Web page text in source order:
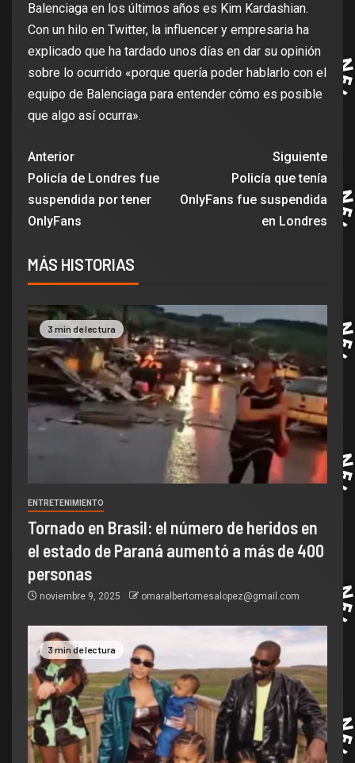
Balenciaga en los últimos años es Kim Kardashian.
Con un hilo en Twitter, la influencer y empresaria ha
explicado que ha tardado unos días en dar su opinión
sobre lo ocurrido «porque quería poder hablarlo con el
equipo de Balenciaga para entender cómo es posible
que algo así ocurra».
Anterior
Policía de Londres fue
suspendida por tener
OnlyFans
Siguiente
Policía que tenía
OnlyFans fue suspendida
en Londres
MÁS HISTORIAS
3 min de lectura
ENTRETENIMIENTO
Tornado en Brasil: el número de heridos en
el estado de Paraná aumentó a más de 400
personas
noviembre 9, 2025 omaralbertomesalopez@gmail.com
3 min de lectura